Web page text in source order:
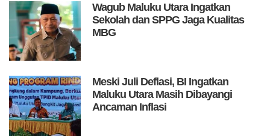
Wagub Maluku Utara Ingatkan
Sekolah dan SPPG Jaga Kualitas
MBG
Meski Juli Deflasi, BI Ingatkan
Maluku Utara Masih Dibayangi
Ancaman Inflasi